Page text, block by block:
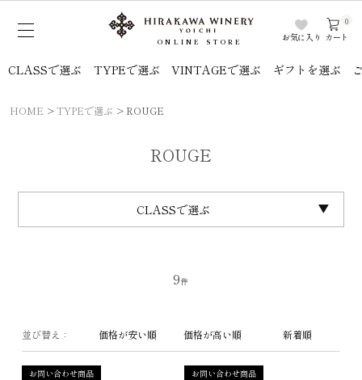
ONLINE STORE お気に入り カート
0
CLASSで選ぶ TYPEで選ぶ VINTAGEで選ぶ ギフトを選ぶ
HOME TYPEで選ぶ ROUGE
ROUGE
CLASSで選ぶ
並び替え 価格が安い順 価格が高い順 新着順
9
お問い合わせ商品 お問い合わせ商品